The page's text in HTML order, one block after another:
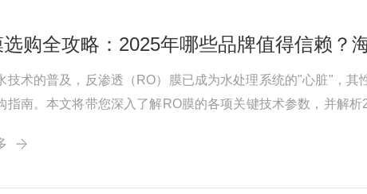
选购全攻略：2025年哪些品牌值得信赖？
技术的普及，反渗透（RO）膜已成为水处理系统的"心脏"，
指南。本文将带您深入了解RO膜的各项关键技术参数，并解
数决...